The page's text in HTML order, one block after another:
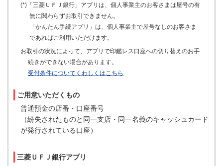
(*)「三菱ＵＦＪ銀行」アプリは、個人事業主のお客さまは屋号の有
無に関わらずお取引できません。
「かんたん手続アプリ」は、個人事業主で屋号なしのお客さま
であればご利用いただけます。
お取引の状況によって、アプリで印鑑レス口座への切り替えのお手
続きができない場合があります。
受付条件についてくわしくはこちら
ご用意いただくもの
普通預金の店番・口座番号
（紛失されたものと同一支店・同一名義のキャッシュカード
が発行されている口座）
三菱ＵＦＪ銀行アプリ